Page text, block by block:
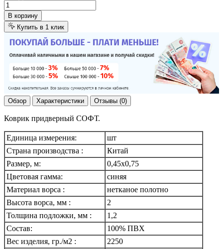
В корзину
Купить в 1 клик
Обзор Характеристики Отзывы (0)
Коврик придверный СОФТ.
Единица измерения:
шт
Страна производства :
Китай
Размер, м:
0,45х0,75
Цветовая гамма:
синяя
Материал ворса :
нетканое полотно
Высота ворса, мм :
2
Толщина подложки, мм :
1,2
Состав:
100% ПВХ
Вес изделия, гр./м2 :
2250